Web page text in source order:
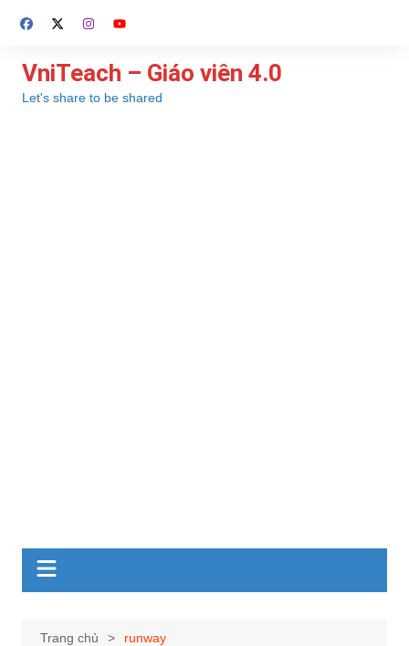
đến
dung
VniTeach – Giáo viên 4.0
Let's share to be shared
Trang chủ runway